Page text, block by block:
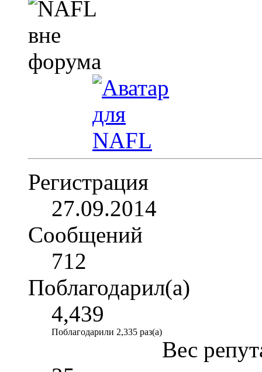
Регистрация
27.09.2014
Сообщений
712
Поблагодарил(а)
4,439
Поблагодарили 2,335 раз(а)
Вес